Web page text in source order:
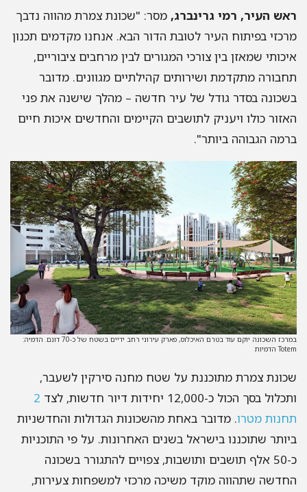
ראש העיר, רמי גרינברג, מסר: "שכונת צמרת מהווה נדבך
מרכזי בפיתוח העיר לטובת הדור הבא. אנחנו מקדמים תכנון
איכותי שמאזן בין צורכי המגורים לבין מרחבים ציבוריים,
תחבורה מתקדמת ושירותים קהילתיים מגוונים. מדובר
בשכונה בסדר גודל של עיר חדשה – מהלך שישנה את פני
האזור כולו ויעניק לתושבים הקיימים והחדשים איכות חיים
ברמה הגבוהה ביותר".
במרכז השכונה יוקם עוד בטרם האיכלוס, פארק עירוני רחב ידיים בשטח של כ-70 דונם. הדמיה:
Totem הדמיות
שכונת צמרת מתוכננת על שטח מחנה סירקין לשעבר,
ותכלול בסך הכול כ-12,000 יחידות דיור חדשות, לצד
2
תחנות מטרו. מדובר באחת מהשכונות הגדולות והחדשניות
ביותר שתוכננו בישראל בשנים האחרונות. על פי התוכניות
כ-50 אלף תושבים ותושבות, צפויים להתגורר בשכונה
החדשה שתהווה מוקד משיכה מרכזי למשפחות צעירות,